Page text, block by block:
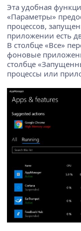
Эта удобная
«Параметры»
процессов,
приложении есть
В столбце «Все»
фоновые
столбце
процессы или